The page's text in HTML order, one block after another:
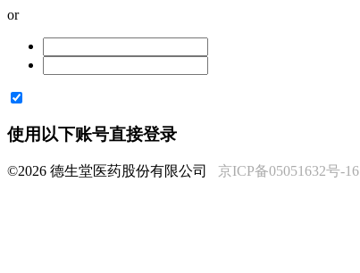
or
使用以下账号直接登录
©2026 德生堂医药股份有限公司 京ICP备05051632号-16